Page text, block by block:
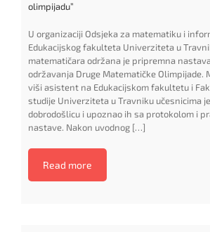
olimpijadu”
U organizaciji Odsjeka za matematiku i
Edukacijskog fakulteta Univerziteta u
matematičara održana je pripremna
održavanja Druge Matematičke Olimpijade.
viši asistent na Edukacijskom fakultetu i
studije Univerziteta u Travniku učesnicima
dobrodošlicu i upoznao ih sa protokolom i
nastave. Nakon uvodnog […]
Read more